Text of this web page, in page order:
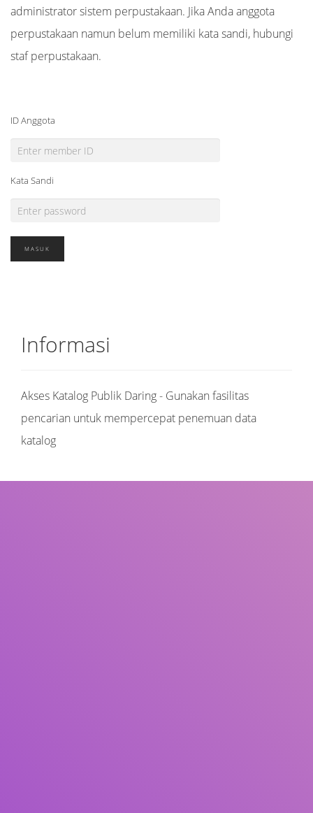
administrator sistem perpustakaan. Jika Anda anggota
perpustakaan namun belum memiliki kata sandi, hubungi
staf perpustakaan.
ID Anggota
Kata Sandi
Informasi
Akses Katalog Publik Daring - Gunakan fasilitas
pencarian untuk mempercepat penemuan data
katalog